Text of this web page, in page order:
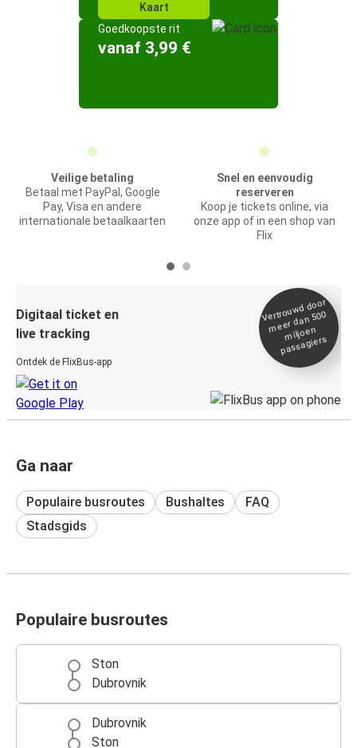
Kaart
Goedkoopste rit
vanaf 3,99 €
Veilige betaling
Betaal met PayPal, Google
Pay, Visa en andere
internationale betaalkaarten
Snel en eenvoudig
reserveren
Koop je tickets online, via
onze app of in een shop van
Flix
Digitaal ticket en
live tracking
Ontdek de FlixBus-app
Vertrou
wd door
meer dan 500
miljoen
passagiers
Ga naar
Populaire busroutes Bushaltes
FAQ
Stadsgids
Populaire busroutes
Ston
Dubrovnik
Dubrovnik
Ston